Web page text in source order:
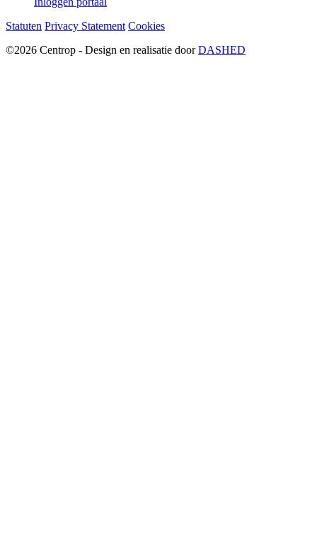
Statuten Privacy Statement Cookies
©2026 Centrop - Design en realisatie doorDASHED